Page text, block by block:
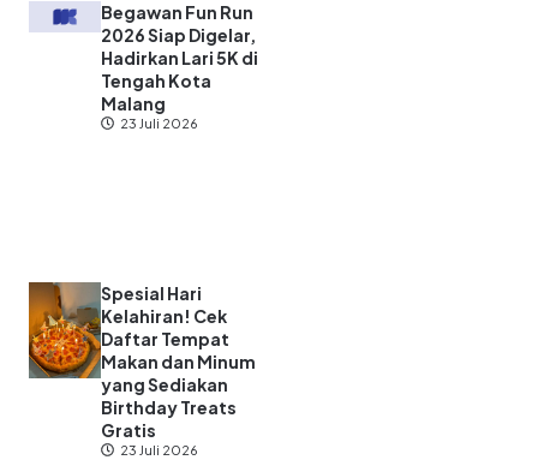
Begawan Fun Run
2026 Siap Digelar,
Hadirkan Lari 5K di
Tengah Kota
Malang
23 Juli 2026
Spesial Hari
Kelahiran! Cek
Daftar Tempat
Makan dan Minum
yang Sediakan
Birthday Treats
Gratis
23 Juli 2026